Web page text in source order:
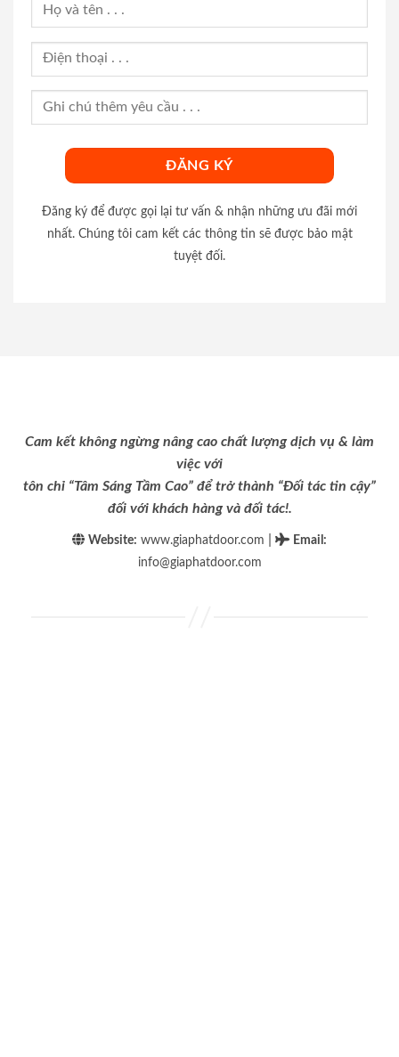
Đăng ký để được gọi lại tư vấn & nhận những ưu đãi mới
nhất. Chúng tôi cam kết các thông tin sẽ được bảo mật
tuyệt đối.
Cam kết không ngừng nâng cao chất lượng dịch vụ & làm
việc với
tôn chỉ “Tâm Sáng Tầm Cao” để trở thành “Đối tác tin cậy”
đối với khách hàng và đối tác!.
Website: www.giaphatdoor.com Email :
info@giaphatdoor.com